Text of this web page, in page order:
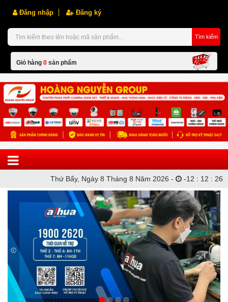
Đăng nhập Đăng ký
Tìm kiếm
Giỏ hàng 0 sản phẩm
Thứ Bẩy, Ngày 8 Tháng 8 Năm 2026 - -12 : 12 : 26